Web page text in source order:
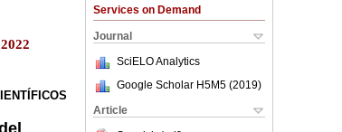
Services on Demand
Journal
SciELO Analytics
Google Scholar H5M5 (2019)
Article